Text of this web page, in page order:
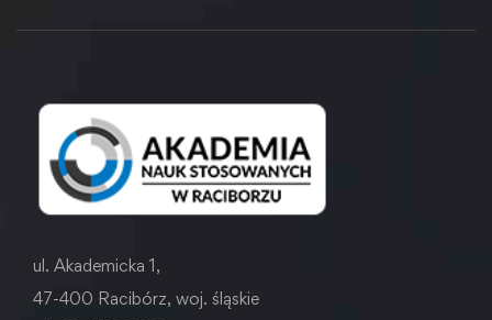
ul. Akademicka 1,
47-400 Racibórz, woj. śląskie